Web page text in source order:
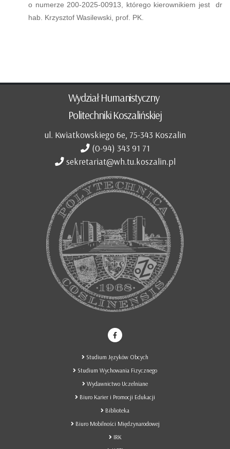
o numerze 200-2025-00913, którego kierownikiem jest dr
hab. Krzysztof Wasilewski, prof. PK.
Studium Języków Obcych
Studium Wychowania Fizycznego
Wydawnictwo Uczelniane
Biuro Karier i Promocji Edukacji
Biblioteka
Biuro Mobilności Międzynarodowej
IRK
Wydział Humanistyczny
Politechniki Koszalińskiej
ul. Kwiatkowskiego 6e, 75-343 Koszalin
(0-94) 343 91 71
sekretariat@wh.tu.koszalin.pl